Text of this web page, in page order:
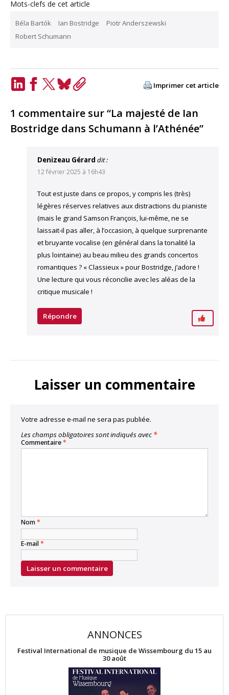
Mots-clefs de cet article
Béla Bartók Ian Bostridge
Piotr Anderszewski
Robert Schumann
Link
Imprimer cet article
1 commentaire sur “La majesté de Ian
Bostridge dans Schumann à l’Athénée”
Denizeau Gérard dit :
12 février 2025 à 16h43
Tout est juste dans ce propos, y compris les (très)
légères réserves relatives aux distractions du pianiste
(mais le grand Samson François, lui-même, ne se
laissait-il pas aller, à l’occasion, à quelque surprenante
et bruyante vocalise (en général dans la tonalité la
plus lointaine) au beau milieu des grands concertos
romantiques ? « Classieux » pour Bostridge, j’adore !
Une lecture qui vous réconcilie avec les aléas de la
critique musicale !
Répondre
Laisser un commentaire
Votre adresse e-mail ne sera pas publiée.
Les champs obligatoires sont indiqués avec *
Commentaire*
Nom*
E-mail*
ANNONCES
Festival International de musique de Wissembourg du 15 au
30 août